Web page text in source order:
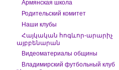
Армянская школа
Родительский комитет
Наши клубы
Հայկական հոգևոր-արարիչ
այբբենարան
Видеоматериалы общины
Владимирский футбольный клуб